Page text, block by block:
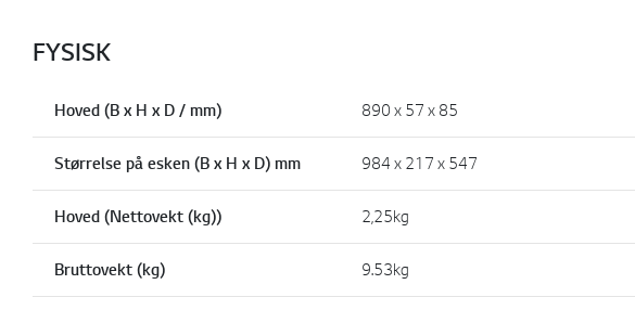
FYSISK
Hoved (B x H x D / mm) 890 x 57 x 85
Størrelse på esken (B x H x D) mm 984 x 217 x 547
Hoved (Nettovekt (kg)) 2,25kg
Bruttovekt (kg) 9.53kg